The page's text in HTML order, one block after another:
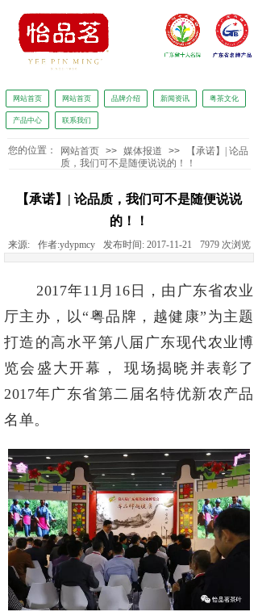
网站首页 网站首页 品牌介绍 新闻资讯 粤茶文化
产品中心 联系我们
您的位置： 网站首页 >> 媒体报道 >>
【承诺】| 论品
质，我们可不是随便说说的！！
【承诺】| 论品质，我们可不是随便说说
的！！
来源: 作者:ydypmcy 发布时间: 2017-11-21 7979 次浏览
2017年11月16日，由广东省农业
厅主办，以“粤品牌，越健康”为主题
打造的高水平第八届广东现代农业博
览会盛大开幕， 现场揭晓并表彰了
2017年广东省第二届名特优新农产品
名单。